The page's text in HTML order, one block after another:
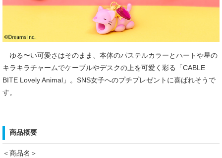
ゆる〜い可愛さはそのまま、本体のパステルカラーとハートや星の
キラキラチャームでケーブルやデスクの上を可愛く彩る「CABLE
BITE Lovely Animal」。SNS女子へのプチプレゼントに喜ばれそうで
す。
商品概要
＜商品名＞